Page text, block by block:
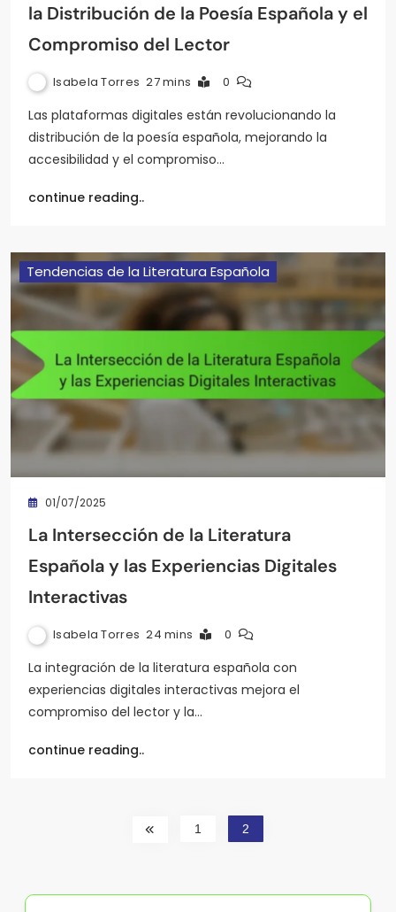
la Distribución de la Poesía Española y el
Compromiso del Lector
Isabela Torres 27 mins 0
Las plataformas digitales están revolucionando la
distribución de la poesía española, mejorando la
accesibilidad y el compromiso…
continue reading..
Tendencias de la Literatura Española
01/07/2025
La Intersección de la Literatura
Española y las Experiencias Digitales
Interactivas
Isabela Torres 24 mins 0
La integración de la literatura española con
experiencias digitales interactivas mejora el
compromiso del lector y la…
continue reading..
1 2